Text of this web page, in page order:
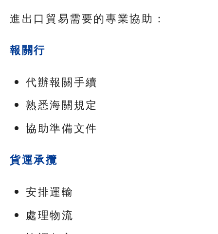
進出口貿易需要的專業協助：
報關行
代辦報關手續
熟悉海關規定
協助準備文件
貨運承攬
安排運輸
處理物流